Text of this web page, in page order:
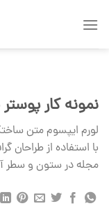
نمونه کار
لورم ایپسوم متن
با استفاده از طراحان
مجله در ستون و سطر